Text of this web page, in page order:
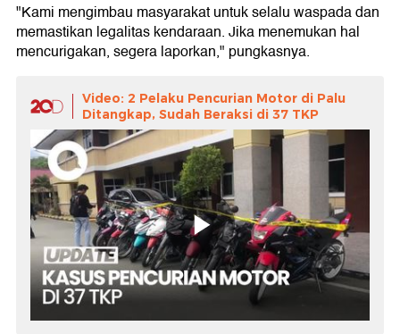
"Kami mengimbau masyarakat untuk selalu waspada dan
memastikan legalitas kendaraan. Jika menemukan hal
mencurigakan, segera laporkan," pungkasnya.
Video: 2 Pelaku Pencurian Motor di Palu
Ditangkap, Sudah Beraksi di 37 TKP